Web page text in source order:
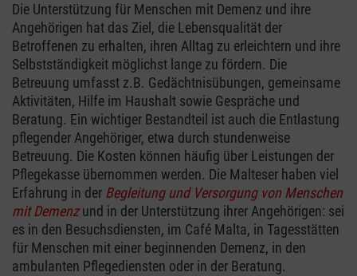
Die Unterstützung für Menschen mit Demenz und ihre
Angehörigen hat das Ziel, die Lebensqualität der
Betroffenen zu erhalten, ihren Alltag zu erleichtern und ihre
Selbstständigkeit möglichst lange zu fördern. Die
Betreuung umfasst z.B. Gedächtnisübungen, gemeinsame
Aktivitäten, Hilfe im Haushalt sowie Gespräche und
Beratung. Ein wichtiger Bestandteil ist auch die Entlastung
pflegender Angehöriger, etwa durch stundenweise
Betreuung. Die Kosten können häufig über Leistungen der
Pflegekasse übernommen werden. Die Malteser haben viel
Erfahrung in der Begleitung und Versorgung von Menschen
mit Demenzund in der Unterstützung ihrer Angehörigen: sei
es in den Besuchsdiensten, im Café Malta, in Tagesstätten
für Menschen mit einer beginnenden Demenz, in den
ambulanten Pflegediensten oder in der Beratung.